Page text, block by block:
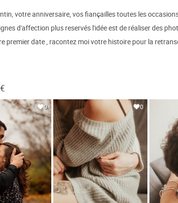
votre anniversaire, vos fiançailles toutes les
d'affection plus reservés l'idée est de réaliser des
premier date , racontez moi votre histoire pour la
0 0